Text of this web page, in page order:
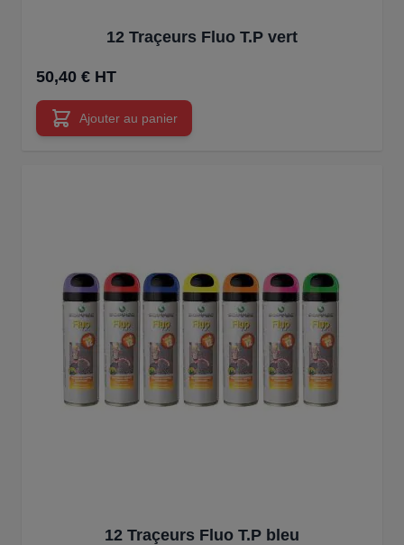
12 Traçeurs Fluo T.P vert
50,40 € HT
Ajouter au panier
12 Traçeurs Fluo T.P bleu